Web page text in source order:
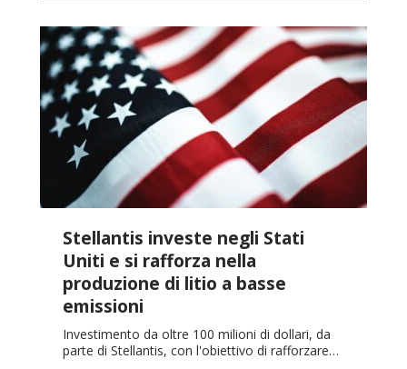
Stellantis investe negli Stati
Uniti e si rafforza nella
produzione di litio a basse
emissioni
Investimento da oltre 100 milioni di dollari, da
parte di Stellantis, con l'obiettivo di rafforzare…